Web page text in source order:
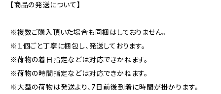
【商品の発送について】
※複数ご購入頂いた場合も同梱はしておりません。
※１個ごと丁寧に梱包し、発送しております。
※荷物の着日指定などは対応できかねます。
※荷物の時間指定などは対応できかねます。
※大型の荷物は発送より、7日前後到着に時間が掛かります。